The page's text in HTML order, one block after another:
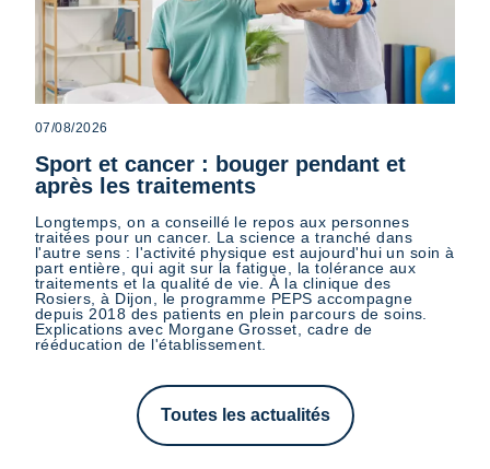
07/08/2026
Sport et cancer : bouger pendant et
après les traitements
Longtemps, on a conseillé le repos aux personnes
traitées pour un cancer. La science a tranché dans
l'autre sens : l'activité physique est aujourd'hui un soin à
part entière, qui agit sur la fatigue, la tolérance aux
traitements et la qualité de vie. À la clinique des
Rosiers, à Dijon, le programme PEPS accompagne
depuis 2018 des patients en plein parcours de soins.
Explications avec Morgane Grosset, cadre de
rééducation de l'établissement.
Toutes les actualités